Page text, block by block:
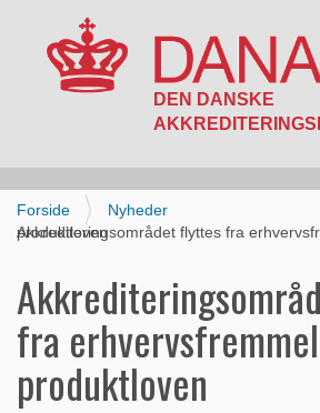
Forside
Nyheder
Akkrediteringsområdet flyttes fra erhvervsfremmeloven til produktloven
fra
produktloven